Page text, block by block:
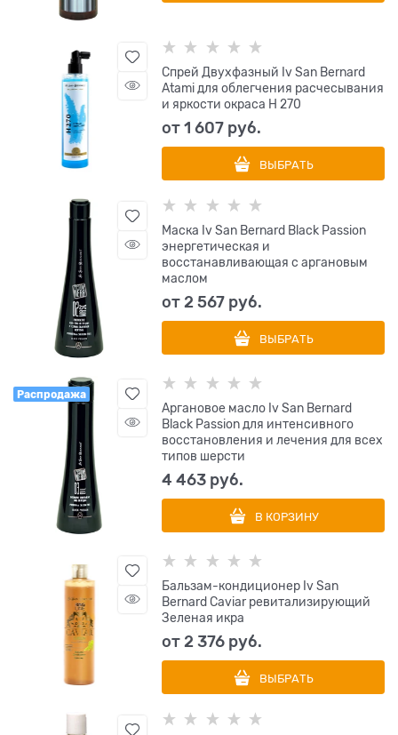
Спрей Двухфазный Iv San Bernard
Atami для облегчения расчесывания
и яркости окраса Н 270
от1 607 руб.
ВЫБРАТЬ
Маска Iv San Bernard Black Passion
энергетическая и
восстанавливающая с аргановым
маслом
от2 567 руб.
ВЫБРАТЬ
Распродажа
Аргановое масло Iv San Bernard
Black Passion для интенсивного
восстановления и лечения для всех
типов шерсти
4 463 руб.
В КОРЗИНУ
Бальзам-кондиционер Iv San
Bernard Caviar ревитализирующий
Зеленая икра
от2 376 руб.
ВЫБРАТЬ